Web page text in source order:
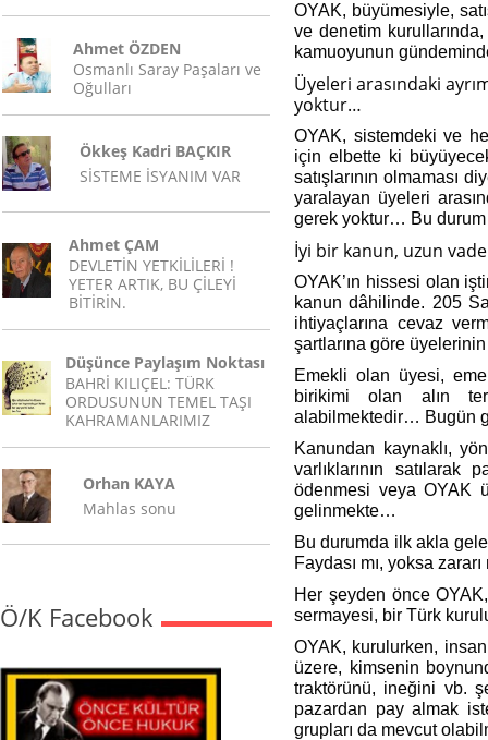
Ahmet ÖZDEN
Osmanlı Saray Paşaları ve
Oğulları
Ökkeş Kadri BAÇKIR
SİSTEME İSYANIM VAR
Ahmet ÇAM
DEVLETİN YETKİLİLERİ !
YETER ARTIK, BU ÇİLEYİ
BİTİRİN.
Düşünce Paylaşım Noktası
BAHRİ KILIÇEL: TÜRK
ORDUSUNUN TEMEL TAŞI
KAHRAMANLARIMIZ
Orhan KAYA
Mahlas sonu
Ö/K Facebook
OYAK, büyümesiyle,
ve denetim
kamuoyunun
Üyeleri arasındaki
yoktur…
OYAK, sistemdeki ve
için elbette ki
satışlarının olmaması
yaralayan üyeleri
gerek yoktur… Bu durum
İyi bir kanun, uzun
OYAK’ın hissesi olan
kanun dâhilinde. 205
ihtiyaçlarına cevaz
şartlarına göre
Emekli olan üyesi,
birikimi olan alın
alabilmektedir… Bugün
Kanundan kaynaklı,
varlıklarının
ödenmesi veya OYAK
gelinmekte…
Bu durumda ilk akla
Faydası mı, yoksa
Her şeyden önce
sermayesi, bir Türk
OYAK, kurulurken,
üzere, kimsenin
traktörünü, ineğini vb.
pazardan pay almak
grupları da mevcut